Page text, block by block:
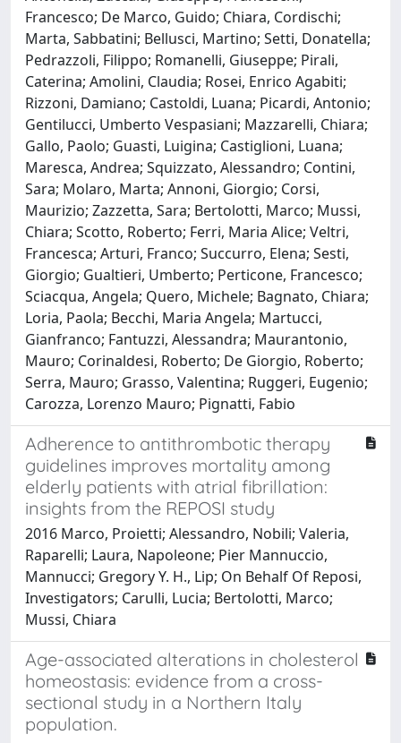
Francesco; De Marco, Guido; Chiara, Cordischi;
Marta, Sabbatini; Bellusci, Martino; Setti, Donatella;
Pedrazzoli, Filippo; Romanelli, Giuseppe; Pirali,
Caterina; Amolini, Claudia; Rosei, Enrico Agabiti;
Rizzoni, Damiano; Castoldi, Luana; Picardi, Antonio;
Gentilucci, Umberto Vespasiani; Mazzarelli, Chiara;
Gallo, Paolo; Guasti, Luigina; Castiglioni, Luana;
Maresca, Andrea; Squizzato, Alessandro; Contini,
Sara; Molaro, Marta; Annoni, Giorgio; Corsi,
Maurizio; Zazzetta, Sara; Bertolotti, Marco; Mussi,
Chiara; Scotto, Roberto; Ferri, Maria Alice; Veltri,
Francesca; Arturi, Franco; Succurro, Elena; Sesti,
Giorgio; Gualtieri, Umberto; Perticone, Francesco;
Sciacqua, Angela; Quero, Michele; Bagnato, Chiara;
Loria, Paola; Becchi, Maria Angela; Martucci,
Gianfranco; Fantuzzi, Alessandra; Maurantonio,
Mauro; Corinaldesi, Roberto; De Giorgio, Roberto;
Serra, Mauro; Grasso, Valentina; Ruggeri, Eugenio;
Carozza, Lorenzo Mauro; Pignatti, Fabio
Adherence to antithrombotic therapy
guidelines improves mortality among
elderly patients with atrial fibrillation:
insights from the REPOSI study
2016 Marco, Proietti; Alessandro, Nobili; Valeria,
Raparelli; Laura, Napoleone; Pier Mannuccio,
Mannucci; Gregory Y. H., Lip; On Behalf Of Reposi,
Investigators; Carulli, Lucia; Bertolotti, Marco;
Mussi, Chiara
Age-associated alterations in cholesterol
homeostasis: evidence from a cross-
sectional study in a Northern Italy
population.